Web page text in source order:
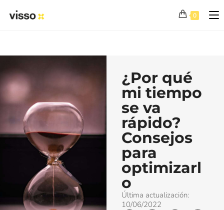
0
¿Por qué
mi tiempo
se va
rápido?
Consejos
para
optimizarl
o
Última actualización:
10/06/2022